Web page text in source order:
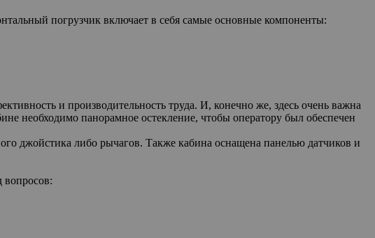
погрузчик включает в себя самые основные компоненты:
и производительность труда. И, конечно же, здесь очень важна
необходимо панорамное остекление, чтобы оператору был обеспечен
джойстика либо рычагов. Также кабина оснащена панелью датчиков и
вопросов: